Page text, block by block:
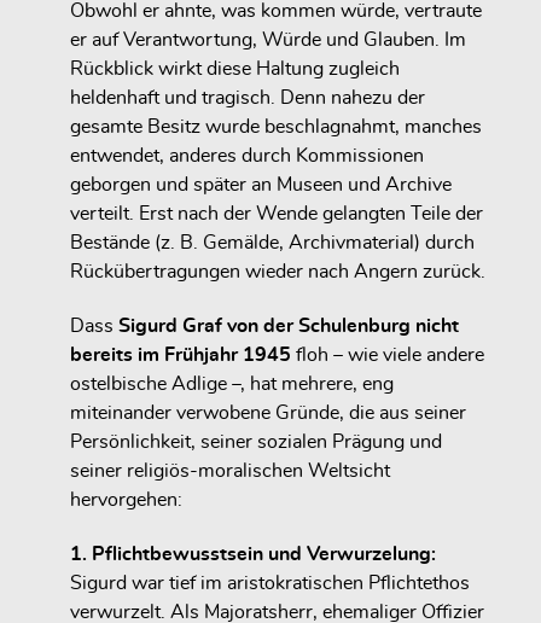
Obwohl er ahnte, was kommen würde, vertraute
er auf Verantwortung, Würde und Glauben. Im
Rückblick wirkt diese Haltung zugleich
heldenhaft und tragisch. Denn nahezu der
gesamte Besitz wurde beschlagnahmt, manches
entwendet, anderes durch Kommissionen
geborgen und später an Museen und Archive
verteilt. Erst nach der Wende gelangten Teile der
Bestände (z. B. Gemälde, Archivmaterial) durch
Rückübertragungen wieder nach Angern zurück.
Dass Sigurd Graf von der Schulenburg nicht
bereits im Frühjahr 1945 floh – wie viele andere
ostelbische Adlige –, hat mehrere, eng
miteinander verwobene Gründe, die aus seiner
Persönlichkeit, seiner sozialen Prägung und
seiner religiös-moralischen Weltsicht
hervorgehen:
1. Pflichtbewusstsein und Verwurzelung:
Sigurd war tief im aristokratischen Pflichtethos
verwurzelt. Als Majoratsherr, ehemaliger Offizier